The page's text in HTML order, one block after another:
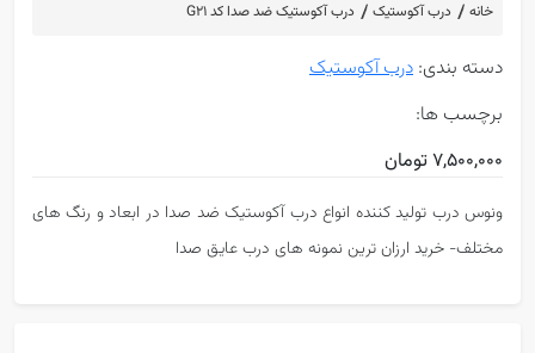
خانه درب آکوستیک درب آکوستیک ضد صدا کد G21
دسته بندی: درب آکوستیک
برچسب ها:
7,500,000 تومان
ونوس درب تولید کننده انواع درب آکوستیک ضد صدا در ابعاد و رنگ های
مختلف- خرید ارزان ترین نمونه های درب عایق صدا